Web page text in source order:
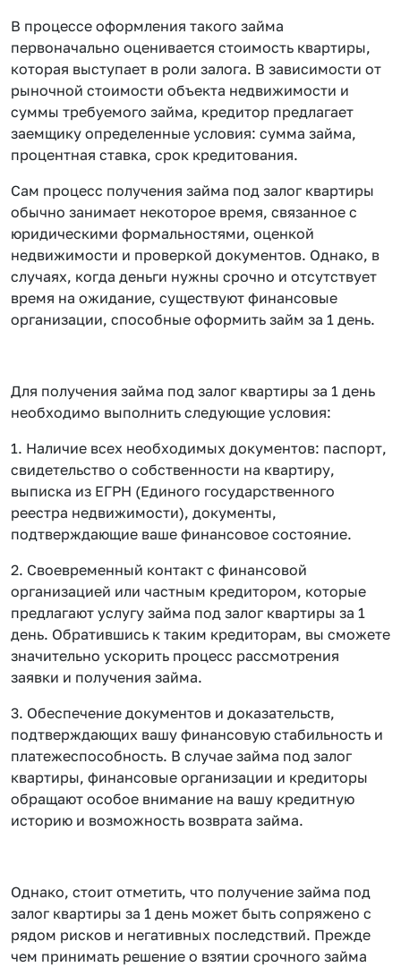
В процессе оформления такого займа
первоначально оценивается стоимость квартиры,
которая выступает в роли залога. В зависимости от
рыночной стоимости объекта недвижимости и
суммы требуемого займа, кредитор предлагает
заемщику определенные условия: сумма займа,
процентная ставка, срок кредитования.
Сам процесс получения займа под залог квартиры
обычно занимает некоторое время, связанное с
юридическими формальностями, оценкой
недвижимости и проверкой документов. Однако, в
случаях, когда деньги нужны срочно и отсутствует
время на ожидание, существуют финансовые
организации, способные оформить займ за 1 день.
Для получения займа под залог квартиры за 1 день
необходимо выполнить следующие условия:
1. Наличие всех необходимых документов: паспорт,
свидетельство о собственности на квартиру,
выписка из ЕГРН (Единого государственного
реестра недвижимости), документы,
подтверждающие ваше финансовое состояние.
2. Своевременный контакт с финансовой
организацией или частным кредитором, которые
предлагают услугу займа под залог квартиры за 1
день. Обратившись к таким кредиторам, вы сможете
значительно ускорить процесс рассмотрения
заявки и получения займа.
3. Обеспечение документов и доказательств,
подтверждающих вашу финансовую стабильность и
платежеспособность. В случае займа под залог
квартиры, финансовые организации и кредиторы
обращают особое внимание на вашу кредитную
историю и возможность возврата займа.
Однако, стоит отметить, что получение займа под
залог квартиры за 1 день может быть сопряжено с
рядом рисков и негативных последствий. Прежде
чем принимать решение о взятии срочного займа